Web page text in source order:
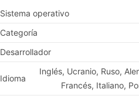
Sistema operativo
Categoría
Desarrollador
Idioma
Inglés, Ucranio, Ruso,
Francés, Italiano,